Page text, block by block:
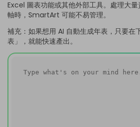
Excel 圖表功能或其他外部工具。處理大
軸時，SmartArt 可能不易管理。
補充：如果想用 AI 自動生成年表，只要
表」，就能快速產出。